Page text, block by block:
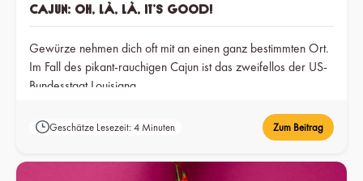
Cajun: Oh, là, là, it’s good!
Gewürze nehmen dich oft mit an einen ganz bestimmten Ort.
Im Fall des pikant-rauchigen Cajun ist das zweifellos der US-
Bundesstaat Louisiana.
Geschätze Lesezeit: 4 Minuten Zum Beitrag